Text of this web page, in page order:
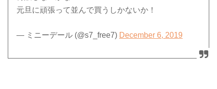
元旦に頑張って並んで買うしかないか！
— ミニーデール (@s7_free7) December 6, 2019